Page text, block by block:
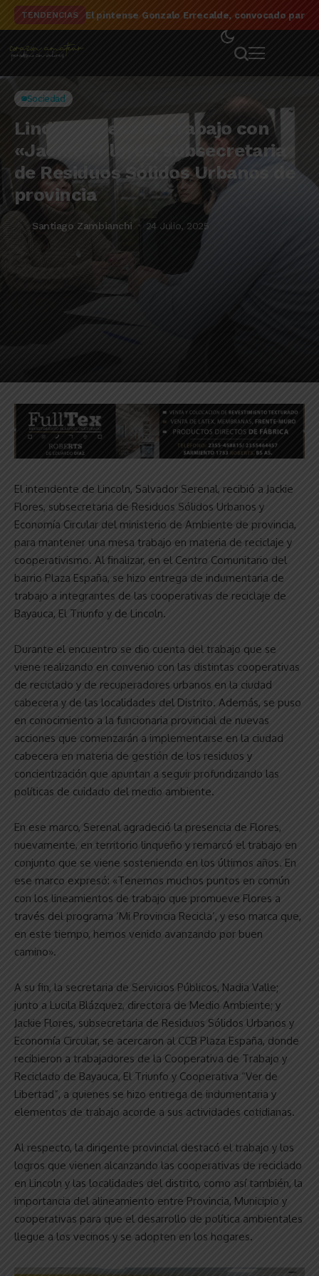
TENDENCIAS El detalle de la campaña de El Linqueño en el
Sociedad
Lincoln: mesa de trabajo con
«Jackie» Flores, subsecretaria
de Residuos Sólidos Urbanos de
provincia
Santiago Zambianchi 24 Julio, 2025
El intendente de Lincoln, Salvador Serenal, recibió a Jackie
Flores, subsecretaria de Residuos Sólidos Urbanos y
Economía Circular del ministerio de Ambiente de provincia,
para mantener una mesa trabajo en materia de reciclaje y
cooperativismo. Al finalizar, en el Centro Comunitario del
barrio Plaza España, se hizo entrega de indumentaria de
trabajo a integrantes de las cooperativas de reciclaje de
Bayauca, El Triunfo y de Lincoln.
Durante el encuentro se dio cuenta del trabajo que se
viene realizando en convenio con las distintas cooperativas
de reciclado y de recuperadores urbanos en la ciudad
cabecera y de las localidades del Distrito. Además, se puso
en conocimiento a la funcionaria provincial de nuevas
acciones que comenzarán a implementarse en la ciudad
cabecera en materia de gestión de los residuos y
concientización que apuntan a seguir profundizando las
políticas de cuidado del medio ambiente.
En ese marco, Serenal agradeció la presencia de Flores,
nuevamente, en territorio linqueño y remarcó el trabajo en
conjunto que se viene sosteniendo en los últimos años. En
ese marco expresó: «Tenemos muchos puntos en común
con los lineamientos de trabajo que promueve Flores a
través del programa ‘Mi Provincia Recicla’, y eso marca que,
en este tiempo, hemos venido avanzando por buen
camino».
A su fin, la secretaria de Servicios Públicos, Nadia Valle;
junto a Lucila Blázquez, directora de Medio Ambiente; y
Jackie Flores, subsecretaria de Residuos Sólidos Urbanos y
Economía Circular, se acercaron al CCB Plaza España, donde
recibieron a trabajadores de la Cooperativa de Trabajo y
Reciclado de Bayauca, El Triunfo y Cooperativa “Ver de
Libertad”, a quienes se hizo entrega de indumentaria y
elementos de trabajo acorde a sus actividades cotidianas.
Al respecto, la dirigente provincial destacó el trabajo y los
logros que vienen alcanzando las cooperativas de reciclado
en Lincoln y las localidades del distrito, como así también, la
importancia del alineamiento entre Provincia, Municipio y
cooperativas para que el desarrollo de política ambientales
llegue a los vecinos y se adopten en los hogares.